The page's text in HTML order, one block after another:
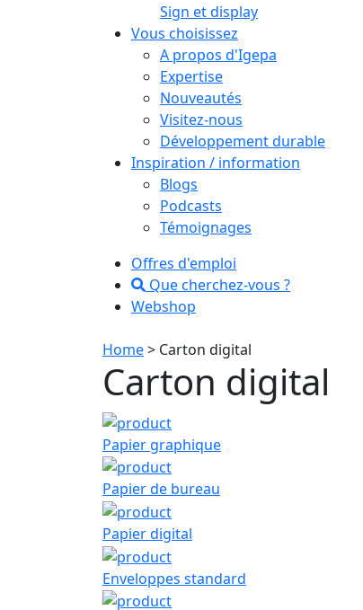
Sign et display
Vous choisissez
A propos d'Igepa
Expertise
Nouveautés
Visitez-nous
Développement durable
Inspiration / information
Blogs
Podcasts
Témoignages
Offres d'emploi
Que cherchez-vous ?
Webshop
Home> Carton digital
Carton digital
Papier graphique
Papier de bureau
Papier digital
Enveloppes standard